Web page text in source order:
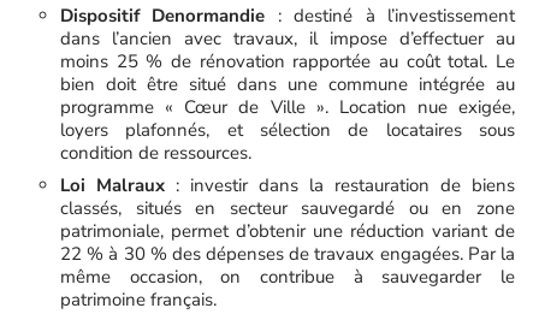
Dispositif Denormandie : destiné à l’investissement
dans l’ancien avec travaux, il impose d’effectuer au
moins 25 % de rénovation rapportée au coût total. Le
bien doit être situé dans une commune intégrée au
programme « Cœur de Ville ». Location nue exigée,
loyers plafonnés, et sélection de locataires sous
condition de ressources.
Loi Malraux : investir dans la restauration de biens
classés, situés en secteur sauvegardé ou en zone
patrimoniale, permet d’obtenir une réduction variant de
22 % à 30 % des dépenses de travaux engagées. Par la
même occasion, on contribue à sauvegarder le
patrimoine français.